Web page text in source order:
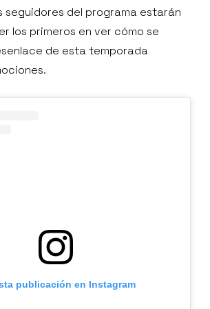
seguidores del programa estarán
los primeros en ver cómo se
de esta temporada
publicación en Instagram